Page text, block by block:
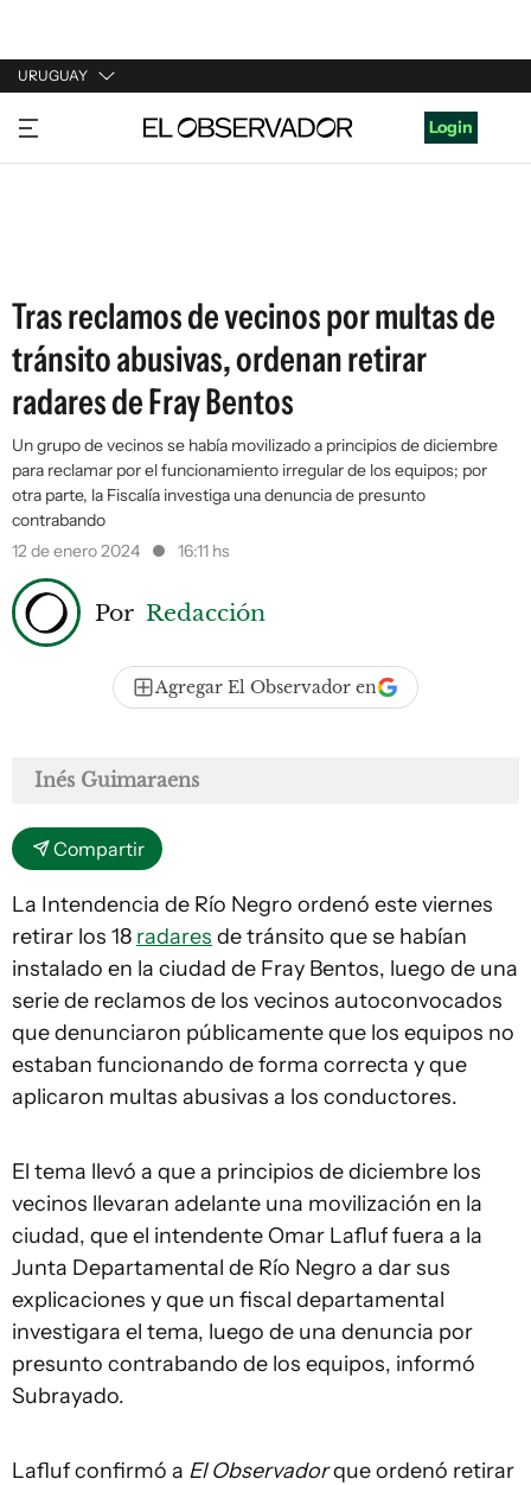
URUGUAY
URUGUAY
ARGENTINA
Login
Tras reclamos de vecinos por multas de
tránsito abusivas, ordenan retirar
radares de Fray Bentos
Un grupo de vecinos se había movilizado a principios de diciembre
para reclamar por el funcionamiento irregular de los equipos; por
otra parte, la Fiscalía investiga una denuncia de presunto
contrabando
12 de enero 2024
16:11 hs
Por Redacción
Agregar El Observador en
Inés Guimaraens
Compartir
La Intendencia de Río Negro ordenó este viernes
retirar los 18 radares de tránsito que se habían
instalado en la ciudad de Fray Bentos, luego de una
serie de reclamos de los vecinos autoconvocados
que denunciaron públicamente que los equipos no
estaban funcionando de forma correcta y que
aplicaron multas abusivas a los conductores.
El tema llevó a que a principios de diciembre los
vecinos llevaran adelante una movilización en la
ciudad, que el intendente Omar Lafluf fuera a la
Junta Departamental de Río Negro a dar sus
explicaciones y que un fiscal departamental
investigara el tema, luego de una denuncia por
presunto contrabando de los equipos, informó
Subrayado.
Lafluf confirmó a El Observadorque ordenó retirar